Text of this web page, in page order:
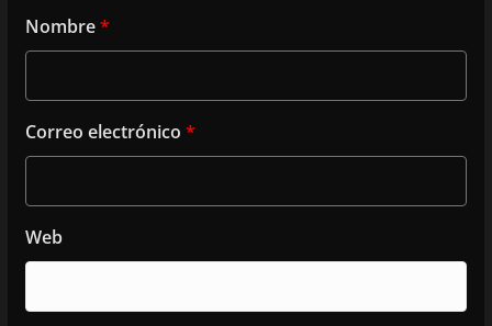
Nombre*
Correo electrónico *
Web